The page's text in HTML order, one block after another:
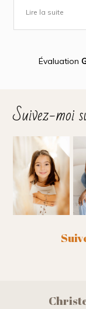
(grossesse et
Encore merci
Lire la suite
Évaluation
Suivez-moi